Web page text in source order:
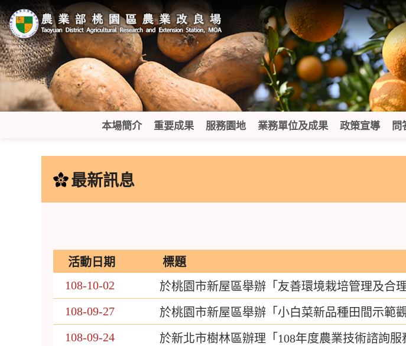
跳
到
主
要
內
容
塊
本場簡介 重要成果 服務園地 業務單位及成果 政策宣導 問
最新訊息
活動日期
標題
108-10-02
於桃園市新屋區舉辦「友善環境栽培管理及合
108-09-27
於桃園市新屋區舉辦「小白菜新品種田間示範觀
108-09-24
於新北市樹林區辦理「108年度農業技術諮詢服